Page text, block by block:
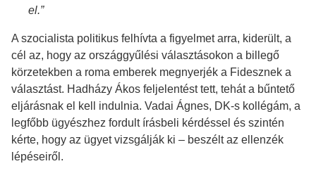
el.”
A szocialista politikus felhívta a figyelmet arra, kiderült, a
cél az, hogy az országgyűlési választásokon a billegő
körzetekben a roma emberek megnyerjék a Fidesznek a
választást. Hadházy Ákos feljelentést tett, tehát a bűntető
eljárásnak el kell indulnia. Vadai Ágnes, DK-s kollégám, a
legfőbb ügyészhez fordult írásbeli kérdéssel és szintén
kérte, hogy az ügyet vizsgálják ki – beszélt az ellenzék
lépéseiről.